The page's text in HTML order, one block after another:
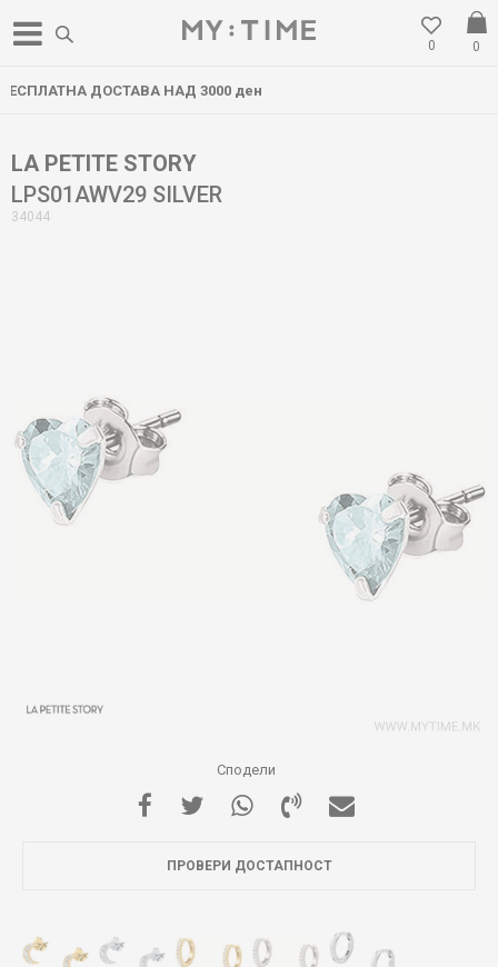
0
0
3000 ден
LA PETITE STORY
LPS01AWV29 SILVER
34044
Сподели
ПРОВЕРИ ДОСТАПНОСТ